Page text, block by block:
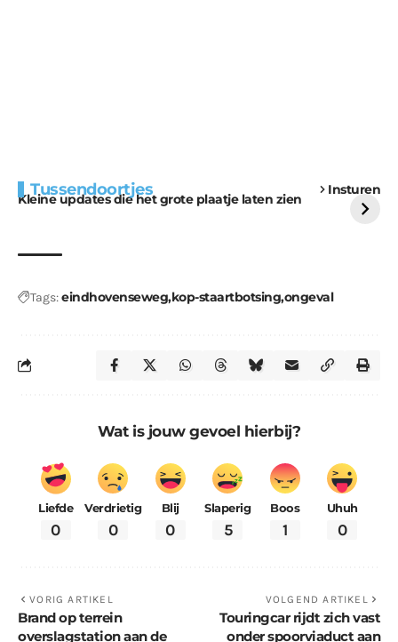
Tussendoortjes Insturen
Kleine updates die het grote plaatje laten zien
voor kabouters
uitdaging
Tags:eindhovensewegkop-staartbotsingongeval
Wat is jouw gevoel hierbij?
Liefde
0
Verdrietig
0
Blij
0
Slaperig
5
Boos
1
Uhuh
0
VORIG ARTIKEL
Brand op terrein
overslagstation aan de
VOLGEND ARTIKEL
Touringcar rijdt zich vast
onder spoorviaduct aan